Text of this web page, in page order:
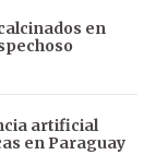
en
artificial
en Paraguay